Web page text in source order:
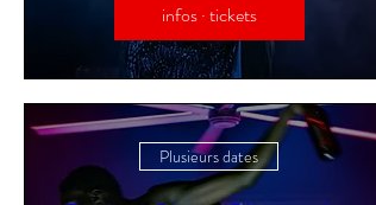
infos · tickets
Plusieurs dates